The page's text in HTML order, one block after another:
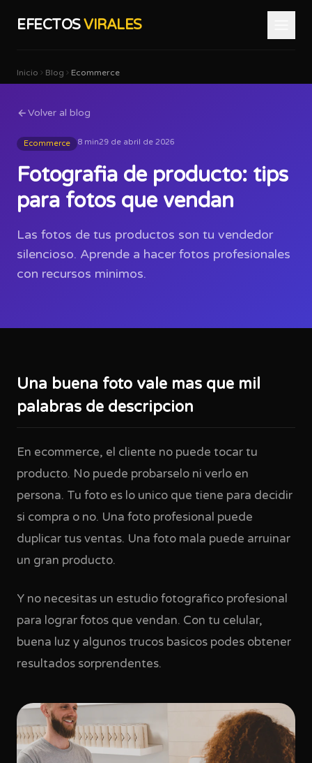
EFECTOSVIRALES
Inicio Blog Ecommerce
Volver al blog
Ecommerce 8 min29 de abril de 2026
Fotografia de producto: tips
para fotos que vendan
Las fotos de tus productos son tu vendedor
silencioso. Aprende a hacer fotos profesionales
con recursos minimos.
Una buena foto vale mas que mil
palabras de descripcion
En ecommerce, el cliente no puede tocar tu
producto. No puede probarselo ni verlo en
persona. Tu foto es lo unico que tiene para decidir
si compra o no. Una foto profesional puede
duplicar tus ventas. Una foto mala puede arruinar
un gran producto.
Y no necesitas un estudio fotografico profesional
para lograr fotos que vendan. Con tu celular,
buena luz y algunos trucos basicos podes obtener
resultados sorprendentes.